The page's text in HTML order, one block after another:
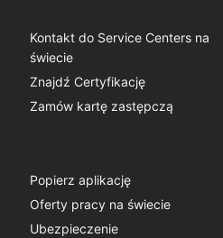
Kontakt do Service Centers na
świecie
Znajdź Certyfikację
Zamów kartę zastępczą
Popierz aplikację
Oferty pracy na świecie
Ubezpieczenie